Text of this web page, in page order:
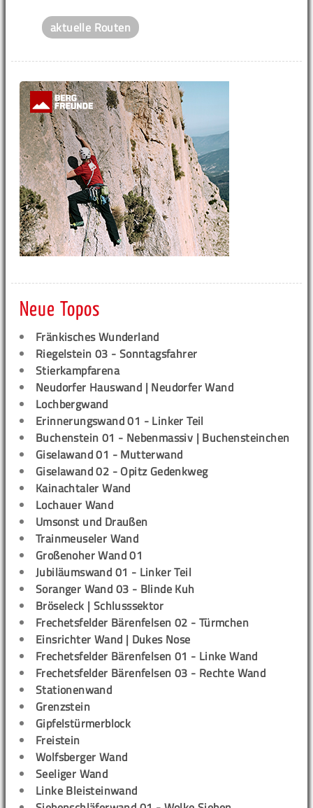
aktuelle Routen
Neue Topos
Fränkisches Wunderland
Riegelstein 03 - Sonntagsfahrer
Stierkampfarena
Neudorfer Hauswand | Neudorfer Wand
Lochbergwand
Erinnerungswand 01 - Linker Teil
Buchenstein 01 - Nebenmassiv | Buchensteinchen
Giselawand 01 - Mutterwand
Giselawand 02 - Opitz Gedenkweg
Kainachtaler Wand
Lochauer Wand
Umsonst und Draußen
Trainmeuseler Wand
Großenoher Wand 01
Jubiläumswand 01 - Linker Teil
Soranger Wand 03 - Blinde Kuh
Bröseleck | Schlusssektor
Frechetsfelder Bärenfelsen 02 - Türmchen
Einsrichter Wand | Dukes Nose
Frechetsfelder Bärenfelsen 01 - Linke Wand
Frechetsfelder Bärenfelsen 03 - Rechte Wand
Stationenwand
Grenzstein
Gipfelstürmerblock
Freistein
Wolfsberger Wand
Seeliger Wand
Linke Bleisteinwand